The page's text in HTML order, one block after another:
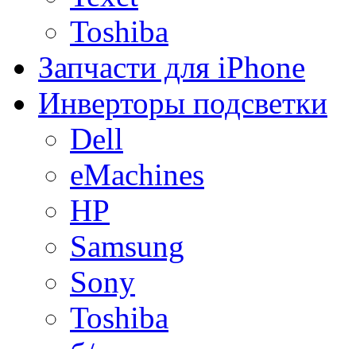
Toshiba
Запчасти для iPhone
Инверторы подсветки
Dell
eMachines
HP
Samsung
Sony
Toshiba